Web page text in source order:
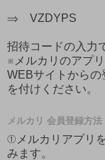
⇒ VZDYPS
招待コードの入力
※メルカリのアプ
WEBサイトから
を付けください。
メルカリ 会員登録方法
①メルカリアプリ
みます。